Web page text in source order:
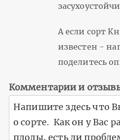
А если сорт
известен -
поделитесь
Комментарии и